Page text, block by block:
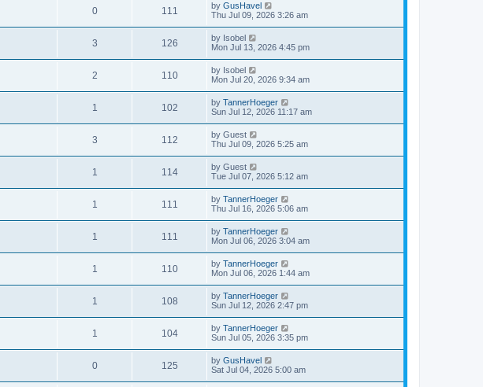
0 111 by GusHavel
Thu Jul 09, 2026 3:26 am
3 126 by Isobel
Mon Jul 13, 2026 4:45 pm
2 110 by Isobel
Mon Jul 20, 2026 9:34 am
1 102 by TannerHoeger
Sun Jul 12, 2026 11:17 am
3 112 by Guest
Thu Jul 09, 2026 5:25 am
1 114 by Guest
Tue Jul 07, 2026 5:12 am
1 111 by TannerHoeger
Thu Jul 16, 2026 5:06 am
1 111 by TannerHoeger
Mon Jul 06, 2026 3:04 am
1 110 by TannerHoeger
Mon Jul 06, 2026 1:44 am
1 108 by TannerHoeger
Sun Jul 12, 2026 2:47 pm
1 104 by TannerHoeger
Sun Jul 05, 2026 3:35 pm
0 125 by GusHavel
Sat Jul 04, 2026 5:00 am